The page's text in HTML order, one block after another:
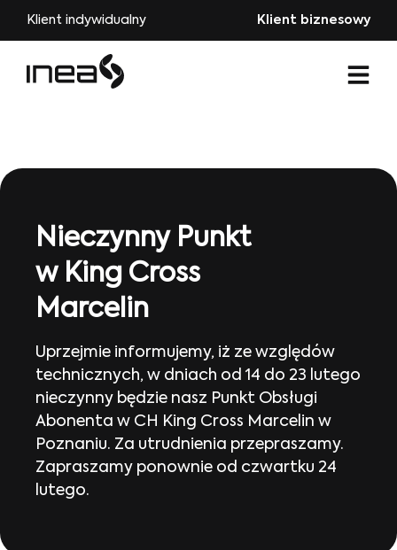
Klient indywidualny Klient biznesowy
Nieczynny Punkt
w King Cross
Marcelin
Uprzejmie informujemy, iż ze względów
technicznych, w dniach od 14 do 23 lutego
nieczynny będzie nasz Punkt Obsługi
Abonenta w CH King Cross Marcelin w
Poznaniu. Za utrudnienia przepraszamy.
Zapraszamy ponownie od czwartku 24
lutego.